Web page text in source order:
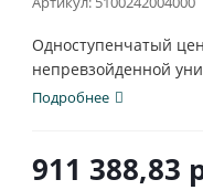
Одноступенчатый
непревзойденной
Подробнее
911 388,83